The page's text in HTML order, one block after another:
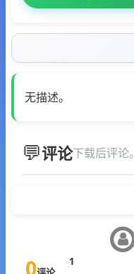
无描述。
评论下载后评论。
0 1